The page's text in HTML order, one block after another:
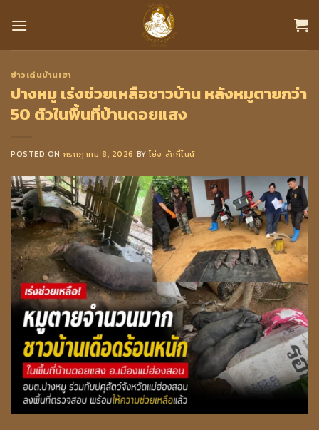
ข่าวเด่นบ้านเฮา
ปางหมู เร่งช่วยเหลือชาวบ้าน หลังหมูตายกว่า
50 ตัวในพื้นที่บ้านดอยแสง
POSTED ON กรกฎาคม 8, 2026 BYโย่ง ลักกี้ไนน์